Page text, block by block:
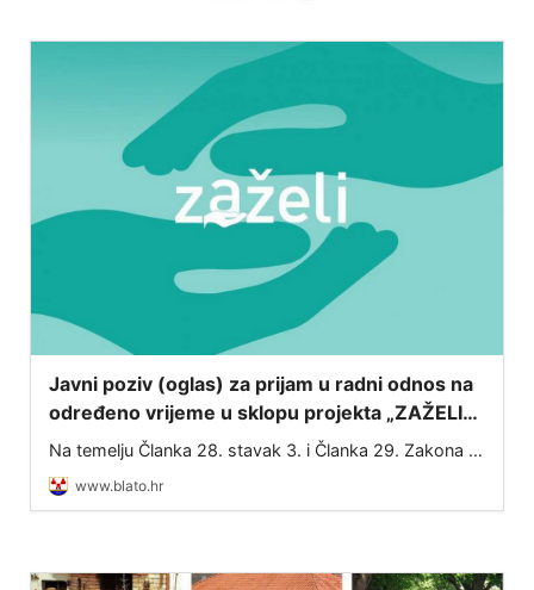
Javni poziv (oglas) za prijam u radni odnos na
određeno vrijeme u sklopu projekta „ZAŽELI–
nisi sam“
Na temelju Članka 28. stavak 3. i Članka 29. Zakona o
službenicima i namještenicima u lokalnoj i područnoj
(regionalnoj) samoupravi (NN 86/08, 61/11, 04/18,
www.blato.hr